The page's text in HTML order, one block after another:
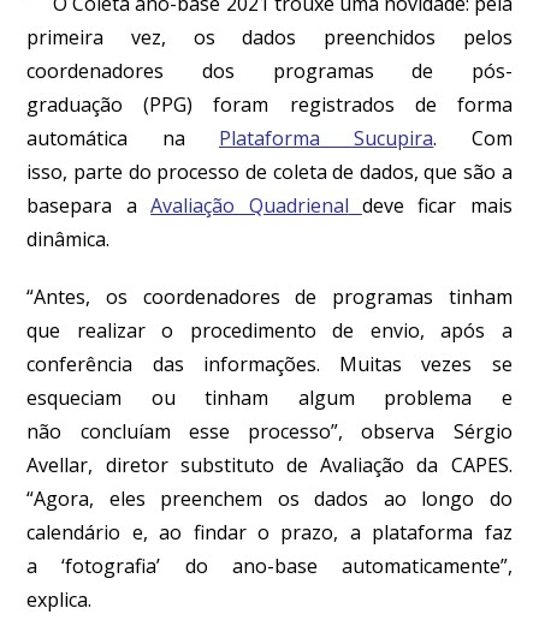
primeira vez, os dados preenchidos pelos
coordenadores dos programas de pós-
graduação (PPG) foram registrados de forma
automática na Plataforma Sucupira.
Com
isso, parte do processo de coleta de dados, que são a
basepara aAvaliação Quadrienal deve ficar mais
dinâmica.
“Antes, os coordenadores de programas tinham
que realizar o procedimento de envio, após a
conferência das informações. Muitas vezes se
esqueciam ou tinham algum problema e
não concluíam esse processo”, observa Sérgio
Avellar, diretor substituto de Avaliação da CAPES.
“Agora, eles preenchem os dados ao longo do
calendário e, ao findar o prazo, a plataforma faz
a‘fotografia’ do ano-base automaticamente”,
explica.